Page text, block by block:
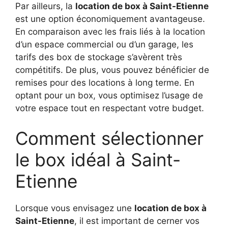
Par ailleurs, la location de box à Saint-Etienne
est une option économiquement avantageuse.
En comparaison avec les frais liés à la location
d’un espace commercial ou d’un garage, les
tarifs des box de stockage s’avèrent très
compétitifs. De plus, vous pouvez bénéficier de
remises pour des locations à long terme. En
optant pour un box, vous optimisez l’usage de
votre espace tout en respectant votre budget.
Comment sélectionner
le box idéal à Saint-
Etienne
Lorsque vous envisagez une location de box à
Saint-Etienne, il est important de cerner vos